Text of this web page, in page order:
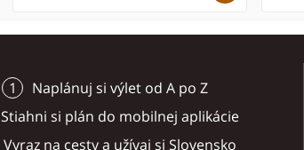
Naplánuj si výlet od A po Z
Stiahni si plán do mobilnej aplikácie
Vyraz na cesty a užívaj si Slovensko